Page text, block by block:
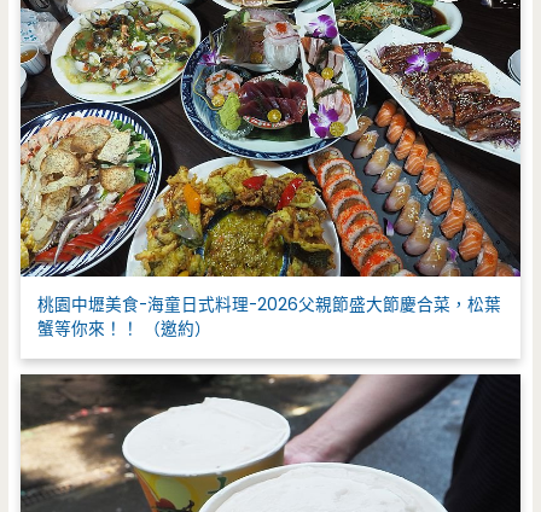
桃園中壢美食-海童日式料理-2026父親節盛大節慶合菜，松葉
蟹等你來！！ （邀約）